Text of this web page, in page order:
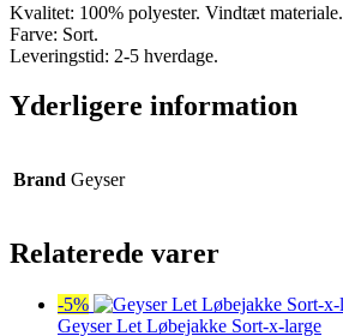
Kvalitet: 100% polyester. Vindtæt materiale.
Farve: Sort.
Leveringstid: 2-5 hverdage.
Yderligere information
Brand Geyser
Relaterede varer
-5%
Geyser Let Løbejakke Sort-x-large